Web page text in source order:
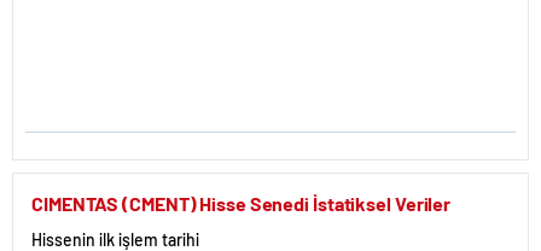
CIMENTAS (CMENT) Hisse Senedi İstatiksel Veriler
Hissenin ilk işlem tarihi